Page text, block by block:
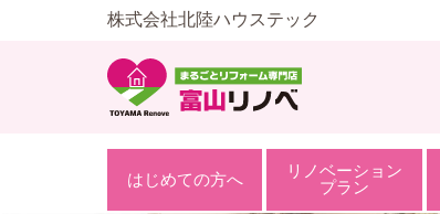
株式会社北陸ハウステック
はじめての方へ
リノベーション
プラン